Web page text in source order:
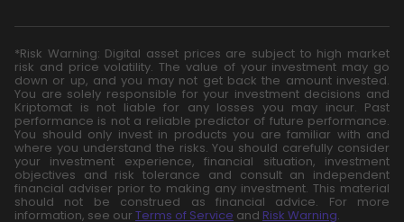
*Risk Warning: Digital asset prices are subject to high market
risk and price volatility. The value of your investment may go
down or up, and you may not get back the amount invested.
You are solely responsible for your investment decisions and
Kriptomat is not liable for any losses you may incur. Past
performance is not a reliable predictor of future performance.
You should only invest in products you are familiar with and
where you understand the risks. You should carefully consider
your investment experience, financial situation, investment
objectives and risk tolerance and consult an independent
financial adviser prior to making any investment. This material
should not be construed as financial advice. For more
information, see our Terms of Service and Risk Warning.